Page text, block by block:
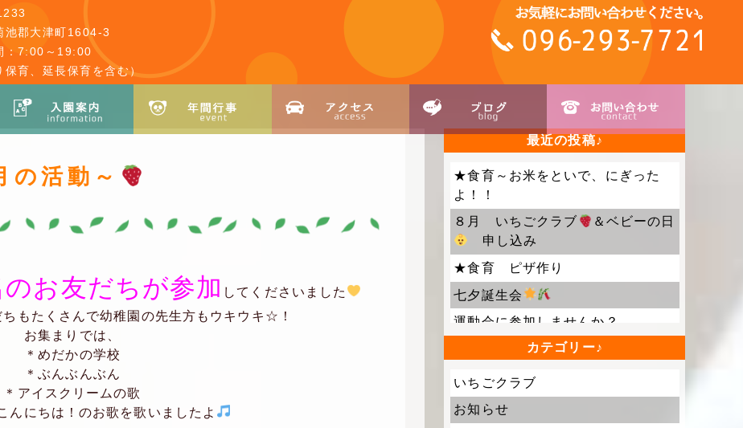
池郡大津町1604-3
：7:00～19:00
保育、延長保育を含む）
の活動～
お友だちが参加 してくださいました
もたくさんで幼稚園の先生方もウキウキ☆！
お集まりでは、
＊めだかの学校
＊ぶんぶんぶん
＊アイスクリームの歌
んにちは！のお歌を歌いましたよ
最近の投稿
★食育～お米をといで、にぎった
よ！！
８月 いちごクラブ
＆ベビーの日
申し込み
★食育 ピザ作り
七夕誕生会
運動会に参加しませんか？
カテゴリー
いちごクラブ
お知らせ